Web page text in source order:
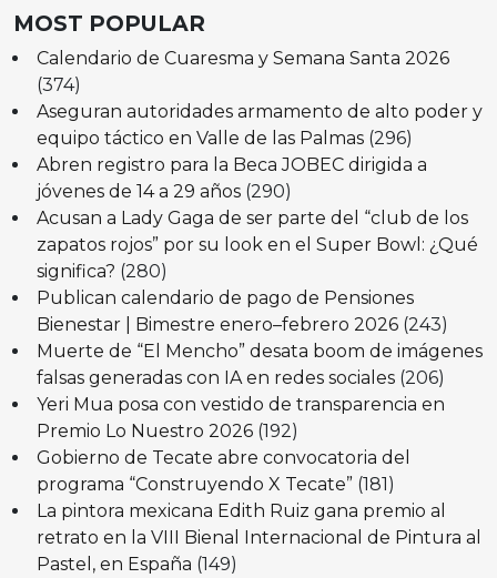
MOST POPULAR
Calendario de Cuaresma y Semana Santa 2026
(374)
Aseguran autoridades armamento de alto poder y
equipo táctico en Valle de las Palmas (296)
Abren registro para la Beca JOBEC dirigida a
jóvenes de 14 a 29 años (290)
Acusan a Lady Gaga de ser parte del “club de los
zapatos rojos” por su look en el Super Bowl: ¿Qué
significa? (280)
Publican calendario de pago de Pensiones
Bienestar | Bimestre enero–febrero 2026 (243)
Muerte de “El Mencho” desata boom de imágenes
falsas generadas con IA en redes sociales (206)
Yeri Mua posa con vestido de transparencia en
Premio Lo Nuestro 2026 (192)
Gobierno de Tecate abre convocatoria del
programa “Construyendo X Tecate” (181)
La pintora mexicana Edith Ruiz gana premio al
retrato en la VIII Bienal Internacional de Pintura al
Pastel, en España (149)